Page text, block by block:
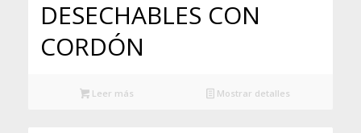
DESECHABLES CON
CORDÓN
Leer más Mostrar detalles